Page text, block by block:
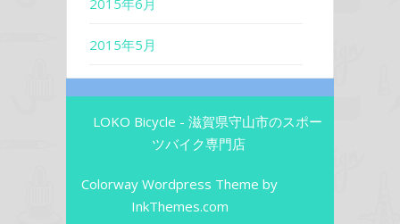
2015年6月
2015年5月
LOKO Bicycle - 滋賀県守山市のスポー
ツバイク専門店
Colorway Wordpress Theme by
InkThemes.com